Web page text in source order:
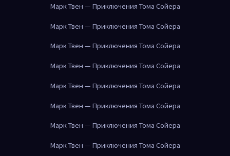
Марк Твен — Приключения Тома Сойера
Марк Твен — Приключения Тома Сойера
Марк Твен — Приключения Тома Сойера
Марк Твен — Приключения Тома Сойера
Марк Твен — Приключения Тома Сойера
Марк Твен — Приключения Тома Сойера
Марк Твен — Приключения Тома Сойера
Марк Твен — Приключения Тома Сойера